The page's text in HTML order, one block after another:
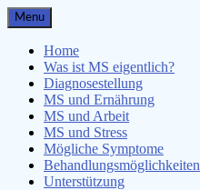
Skip
to
content
Menu
Home
Was ist MS eigentlich?
Diagnosestellung
MS und Ernährung
MS und Arbeit
MS und Stress
Mögliche Symptome
Behandlungsmöglichkeiten
Unterstützung